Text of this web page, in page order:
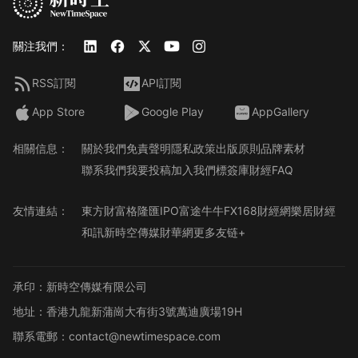
關注我們：
RSS訂閱 API訂閱
App Store Google Play AppGallery
相關信息： 關於我們免責聲明隱私政策出版原則品牌素材
聯系我們我要投稿加入我們標簽庫財經FAQ
友情連結： 東方財富格隆匯IPO富途牛牛FX168財經網樂居財經
和訊新時空傳媒財華網更多友链+
承印：新時空傳媒有限公司
地址：香港九龍新蒲崗大有街3號萬迪廣場19H
聯系電郵：contact@newtimespace.com